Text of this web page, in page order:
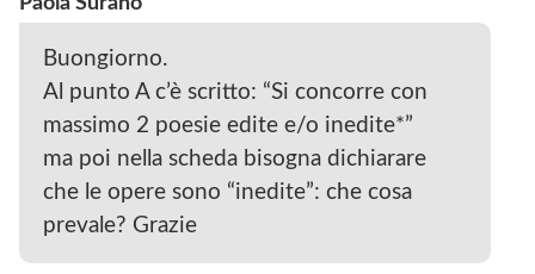
Buongiorno.
Al punto A c’è scritto: “Si concorre con
massimo 2 poesie edite e/o inedite*”
ma poi nella scheda bisogna dichiarare
che le opere sono “inedite”: che cosa
prevale? Grazie